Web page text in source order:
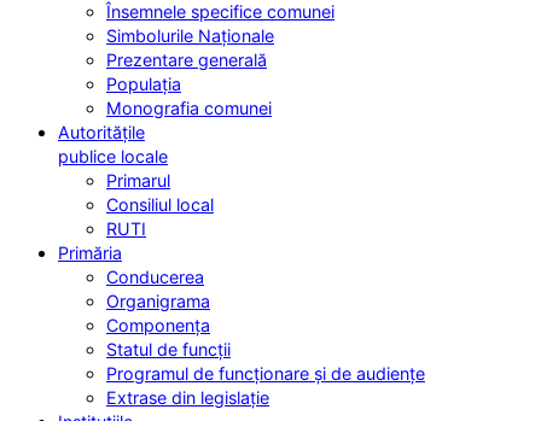
Însemnele specifice comunei
Simbolurile Naționale
Prezentare generală
Populația
Monografia comunei
Autoritățile
publice locale
Primarul
Consiliul local
RUTI
Primăria
Conducerea
Organigrama
Componența
Statul de funcții
Programul de funcționare și de audiențe
Extrase din legislație